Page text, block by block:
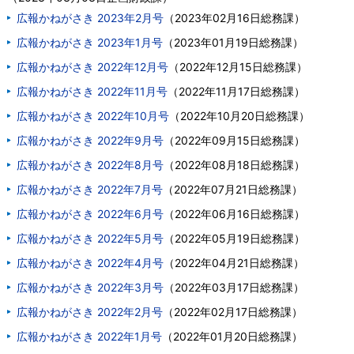
広報かねがさき 2023年2月号（2023年02月16日総務課）
広報かねがさき 2023年1月号（2023年01月19日総務課）
広報かねがさき 2022年12月号（2022年12月15日総務課）
広報かねがさき 2022年11月号（2022年11月17日総務課）
広報かねがさき 2022年10月号（2022年10月20日総務課）
広報かねがさき 2022年9月号（2022年09月15日総務課）
広報かねがさき 2022年8月号（2022年08月18日総務課）
広報かねがさき 2022年7月号（2022年07月21日総務課）
広報かねがさき 2022年6月号（2022年06月16日総務課）
広報かねがさき 2022年5月号（2022年05月19日総務課）
広報かねがさき 2022年4月号（2022年04月21日総務課）
広報かねがさき 2022年3月号（2022年03月17日総務課）
広報かねがさき 2022年2月号（2022年02月17日総務課）
広報かねがさき 2022年1月号（2022年01月20日総務課）